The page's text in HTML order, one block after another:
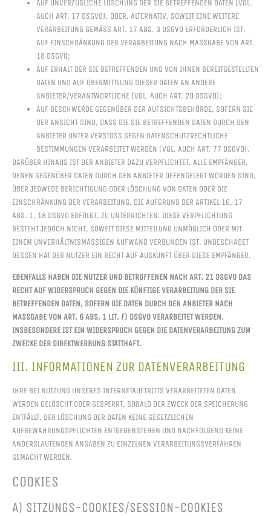
AUF UNVERZÜGLICHE LÖSCHUNG DER SIE BETREFFENDEN DATEN (VGL.
AUCH ART. 17 DSGVO), ODER, ALTERNATIV, SOWEIT EINE WEITERE
VERARBEITUNG GEMÄSS ART. 17 ABS. 3 DSGVO ERFORDERLICH IST, A
UF EINSCHRÄNKUNG DER VERARBEITUNG NACH MASSGABE VON ART. 18
DSGVO;
AUF ERHALT DER SIE BETREFFENDEN UND VON IHNEN BEREITGESTELLTEN
DATEN UND AUF ÜBERMITTLUNG DIESER DATEN AN ANDERE
ANBIETER/VERANTWORTLICHE (VGL. AUCH ART. 20 DSGVO);
AUF BESCHWERDE GEGENÜBER DER AUFSICHTSBEHÖRDE, SOFERN SIE
DER ANSICHT SIND, DASS DIE SIE BETREFFENDEN DATEN DURCH DEN
ANBIETER UNTER VERSTOSS GEGEN DATENSCHUTZRECHTLICHE B
ESTIMMUNGEN VERARBEITET WERDEN (VGL. AUCH ART. 77 DSGVO).
DARÜBER HINAUS IST DER ANBIETER DAZU VERPFLICHTET, ALLE EMPFÄNGER,
DENEN GEGENÜBER DATEN DURCH DEN ANBIETER OFFENGELEGT WORDEN SIND,
ÜBER JEDWEDE BERICHTIGUNG ODER LÖSCHUNG VON DATEN ODER DIE
EINSCHRÄNKUNG DER VERARBEITUNG, DIE AUFGRUND DER ARTIKEL 16, 17
ABS. 1, 18 DSGVO ERFOLGT, ZU UNTERRICHTEN. DIESE VERPFLICHTUNG
BESTEHT JEDOCH NICHT, SOWEIT DIESE MITTEILUNG UNMÖGLICH ODER MIT
EINEM UNVERHÄLTNISMÄSSIGEN AUFWAND VERBUNDEN IST. UNBESCHADET D
ESSEN HAT DER NUTZER EIN RECHT AUF AUSKUNFT ÜBER DIESE EMPFÄNGER.
EBENFALLS HABEN DIE NUTZER UND BETROFFENEN NACH ART. 21 DSGVO DAS
RECHT AUF WIDERSPRUCH GEGEN DIE KÜNFTIGE VERARBEITUNG DER SIE
BETREFFENDEN DATEN, SOFERN DIE DATEN DURCH DEN ANBIETER NACH
MASSGABE VON ART. 6 ABS. 1 LIT. F) DSGVO VERARBEITET WERDEN. I
NSBESONDERE IST EIN WIDERSPRUCH GEGEN DIE DATENVERARBEITUNG ZUM Z
WECKE DER DIREKTWERBUNG STATTHAFT.
III. INFORMATIONEN ZUR DATENVERARBEITUNG
IHRE BEI NUTZUNG UNSERES INTERNETAUFTRITTS VERARBEITETEN DATEN
WERDEN GELÖSCHT ODER GESPERRT, SOBALD DER ZWECK DER SPEICHERUNG
ENTFÄLLT, DER LÖSCHUNG DER DATEN KEINE GESETZLICHEN
AUFBEWAHRUNGSPFLICHTEN ENTGEGENSTEHEN UND NACHFOLGEND KEINE
ANDERSLAUTENDEN ANGABEN ZU EINZELNEN VERARBEITUNGSVERFAHREN
GEMACHT WERDEN.
COOKIES
A) SITZUNGS-COOKIES/SESSION-COOKIES